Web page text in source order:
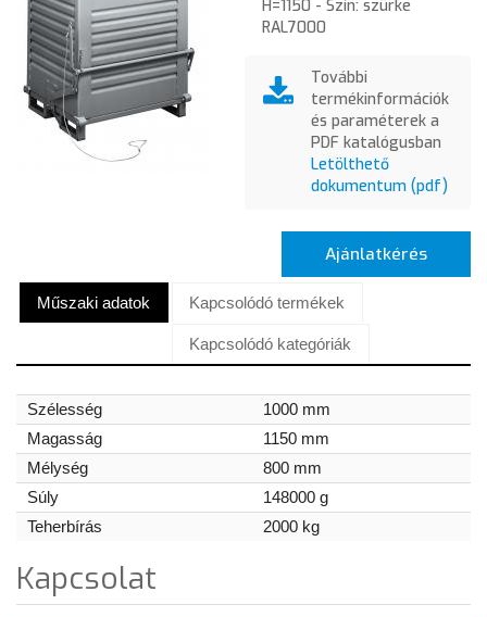
H=1150 - Szín: szürke
RAL7000
További
termékinformációk
és paraméterek a
PDF katalógusban
Letölthető
dokumentum (pdf)
Ajánlatkérés
Műszaki adatok Kapcsolódó termékek
Kapcsolódó kategóriák
Szélesség
1000 mm
Magasság
1150 mm
Mélység
800 mm
Súly
148000 g
Teherbírás
2000 kg
Kapcsolat